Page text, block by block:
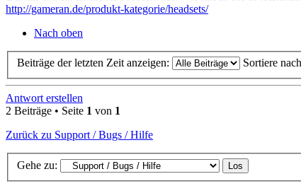
http://gameran.de/produkt-kategorie/headsets/
Nach oben
Beiträge der letzten Zeit anzeigen: Sortiere nach
Antwort erstellen
2 Beiträge • Seite 1 von 1
Zurück zu Support / Bugs / Hilfe
Gehe zu: